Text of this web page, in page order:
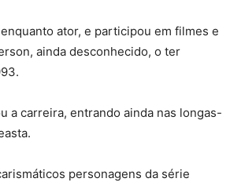
ator, e participou em filmes e
ainda desconhecido, o ter
a carreira, entrando ainda nas longas-
personagens da série